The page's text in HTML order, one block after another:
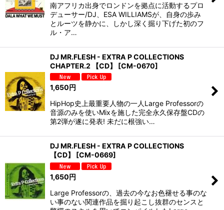
南アフリカ出身でロンドンを拠点に活動するプロ
デューサー/DJ、ESA WILLIAMSが、自身の歩み
とルーツを静かに、しかし深く掘り下げた初のフ
ル・ア…
DJ MR.FLESH - EXTRA P COLLECTIONS
CHAPTER.2 【CD】
[CM-0670]
1,650円
HipHop史上最重要人物の一人Large Professorの
音源のみを使いMixを施した完全永久保存盤CDの
第2弾が遂に発表! 未だに根強い…
DJ MR.FLESH - EXTRA P COLLECTIONS
【CD】
[CM-0669]
1,650円
Large Professorの、過去の今なお色褪せる事のな
い事のない関連作品を掘り起こし抜群のセンスと